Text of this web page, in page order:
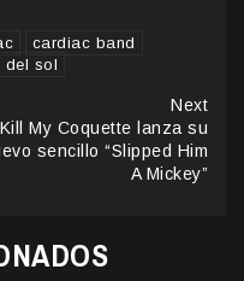
cardiac band
del sol
Next
Kill My Coquette lanza su
sencillo “Slipped Him
A Mickey”